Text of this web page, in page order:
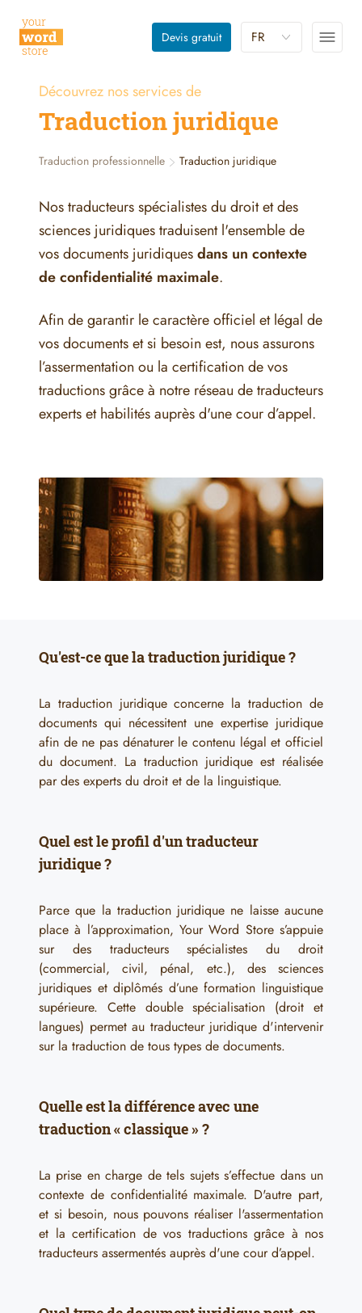
Devis gratuit FR
Découvrez nos services de
Traduction juridique
Traduction professionnelle Traduction juridique
Nos traducteurs spécialistes du droit et des
sciences juridiques traduisent l'ensemble de
vos documents juridiquesdans un contexte
de confidentialité maximale.
Afin de garantir le caractère officiel et légal de
vos documents et si besoin est, nous assurons
l’assermentation ou la certification de vos
traductions grâce à notre réseau de traducteurs
experts et habilités auprès d'une cour d’appel.
Qu'est-ce que la traduction juridique ?
La traduction juridique concerne la traduction de
documents qui nécessitent une expertise juridique
afin de ne pas dénaturer le contenu légal et officiel
du document. La traduction juridique est réalisée
par des experts du droit et de la linguistique.
Quel est le profil d'un traducteur
juridique ?
Parce que la traduction juridique ne laisse aucune
place à l’approximation, Your Word Store s’appuie
sur des traducteurs spécialistes du droit
(commercial, civil, pénal, etc.), des sciences
juridiques et diplômés d’une formation linguistique
supérieure. Cette double spécialisation (droit et
langues) permet au traducteur juridique d'intervenir
sur la traduction de tous types de documents.
Quelle est la différence avec une
traduction « classique » ?
La prise en charge de tels sujets s’effectue dans un
contexte de confidentialité maximale. D'autre part,
et si besoin, nous pouvons réaliser l'assermentation
et la certification de vos traductionsgrâce à nos
traducteurs assermentés auprès d'une cour d’appel.